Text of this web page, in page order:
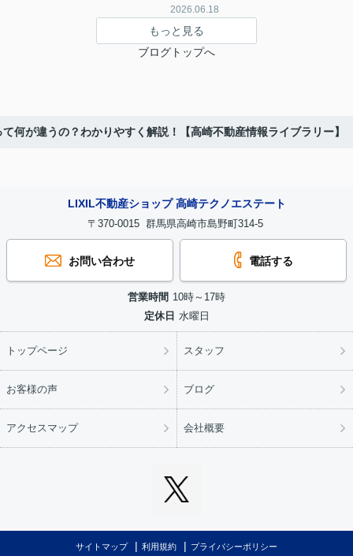
2026.06.18
もっと見る
ブログトップへ
何が違うの？わかりやすく解説！【高崎不動産情報ライブラリー】
LIXIL不動産ショップ 高崎テクノエステート
〒370-0015 群馬県高崎市島野町314-5
お問い合わせ 電話する
営業時間 10時～17時
定休日 水曜日
トップページ スタッフ
お客様の声 ブログ
アクセスマップ 会社概要
サイトマップ 利用規約 プライバシーポリシー